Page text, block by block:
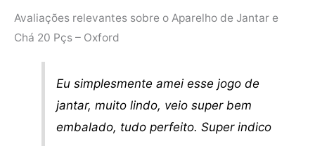
Avaliações relevantes sobre o Aparelho de Jantar e
Chá 20 Pçs – Oxford
Eu simplesmente amei esse jogo de
jantar, muito lindo, veio super bem
embalado, tudo perfeito. Super indico